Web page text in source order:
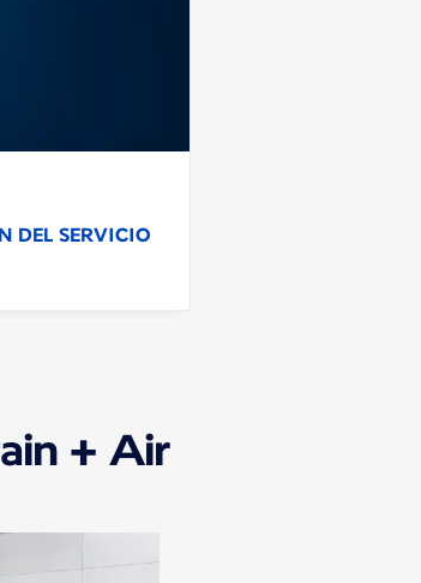
DEL SERVICIO
+ Air